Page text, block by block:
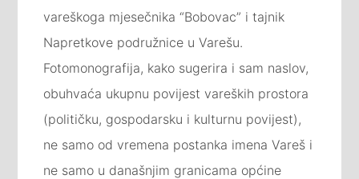
vareškoga mjesečnika “Bobovac” i tajnik
Napretkove podružnice u Varešu.
Fotomonografija, kako sugerira i sam naslov,
obuhvaća ukupnu povijest vareških prostora
(političku, gospodarsku i kulturnu povijest),
ne samo od vremena postanka imena Vareš i
ne samo u današnjim granicama općine